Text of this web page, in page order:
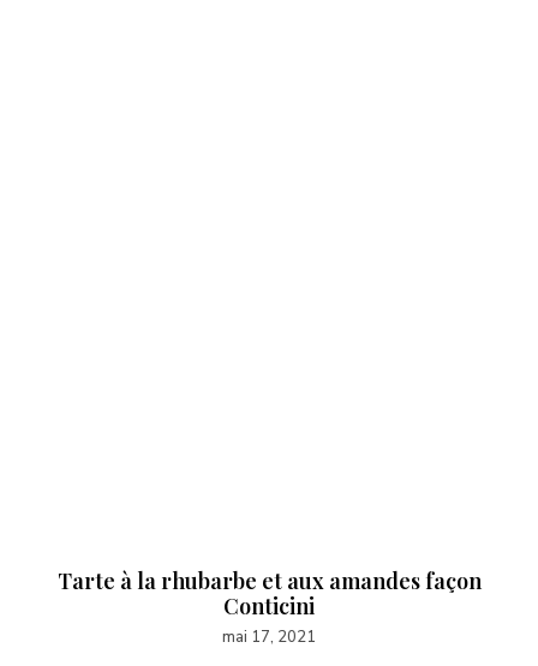
Tarte à la rhubarbe et aux amandes façon
Conticini
mai 17, 2021